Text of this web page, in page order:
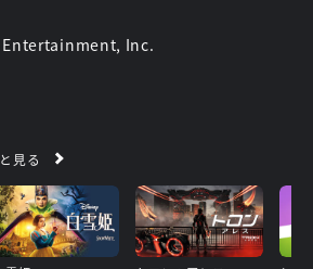
Inc.
見る